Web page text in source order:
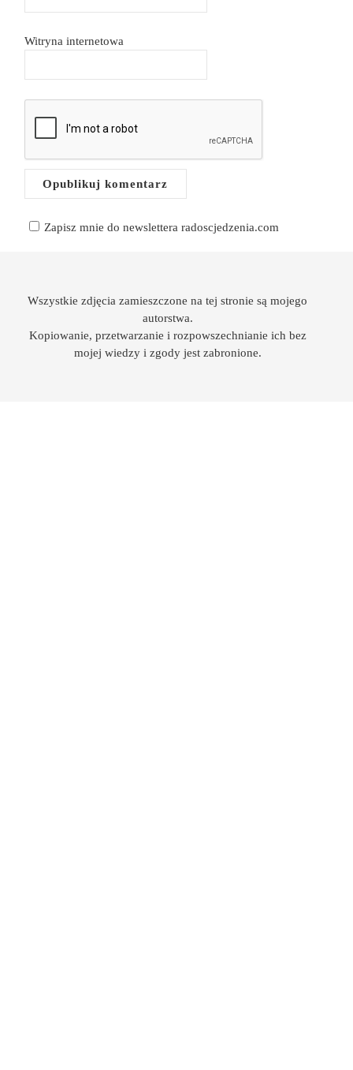
Witryna internetowa
Zapisz mnie do newslettera radoscjedzenia.com
Wszystkie zdjęcia zamieszczone na tej stronie są mojego
autorstwa.
Kopiowanie, przetwarzanie i rozpowszechnianie ich bez
mojej wiedzy i zgody jest zabronione.